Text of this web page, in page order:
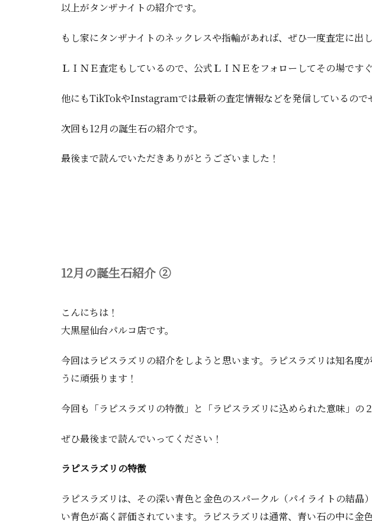
以上がタンザナイトの紹介です。
もし家にタンザナイトのネックレスや指輪があれば、ぜひ一度査定に出
ＬＩＮＥ査定もしているので、公式ＬＩＮＥをフォローしてその場です
他にもTikTokやInstagramでは最新の査定情報などを発信しているので
次回も12月の誕生石の紹介です。
最後まで読んでいただきありがとうございました！
12月の誕生石紹介 ②
こんにちは！
大黒屋仙台パルコ店です。
今回はラピスラズリの紹介をしようと思います。ラピスラズリは知名
うに頑張ります！
今回も「ラピスラズリの特徴」と「ラピスラズリに込められた意味」の
ぜひ最後まで読んでいってください！
ラピスラズリの特徴
ラピスラズリは、その深い青色と金色のスパークル（パイライトの結
い青色が高く評価されています。ラピスラズリは通常、青い石の中に金